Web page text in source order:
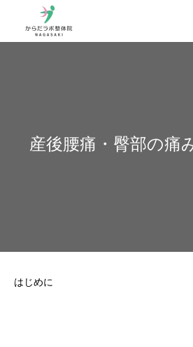
産後腰痛・臀部の痛
はじめに